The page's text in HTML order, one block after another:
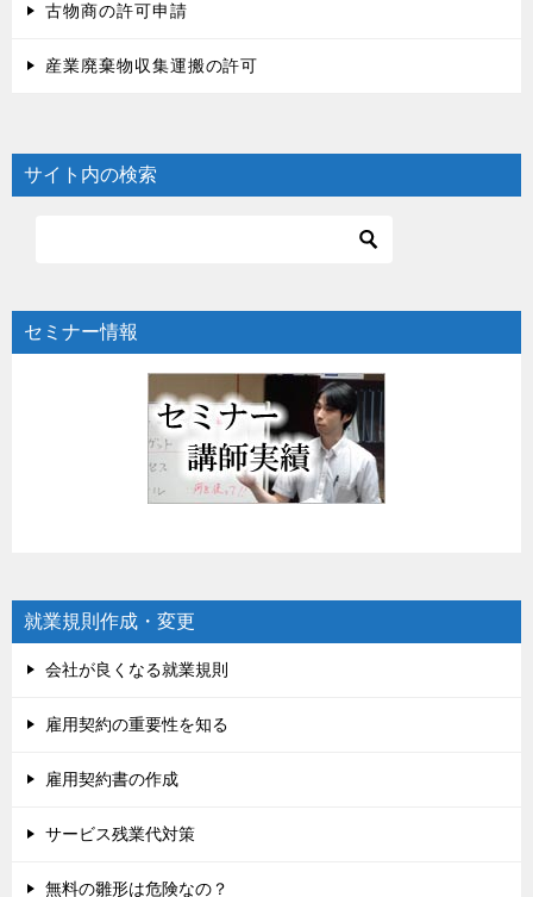
古物商の許可申請
産業廃棄物収集運搬の許可
サイト内の検索
セミナー情報
就業規則作成・変更
会社が良くなる就業規則
雇用契約の重要性を知る
雇用契約書の作成
サービス残業代対策
無料の雛形は危険なの？